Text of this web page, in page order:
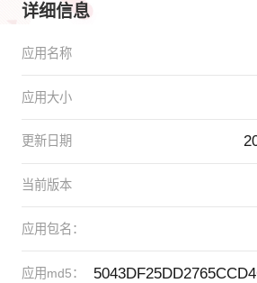
详细信息
应用名称
应用大小
更新日期
当前版本
应用包名：
应用md5：